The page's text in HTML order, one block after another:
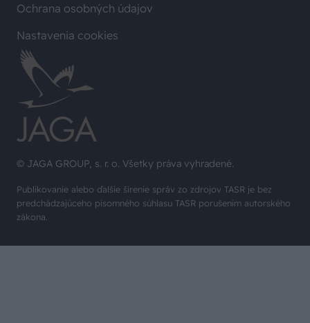
© JAGA GROUP, s. r. o. Všetky práva vyhradené.
Publikovanie alebo ďalšie šírenie správ zo zdrojov TASR je bez
predchádzajúceho písomného súhlasu TASR porušením autorského
zákona.
Ochrana osobných údajov
Nastavenia cookies